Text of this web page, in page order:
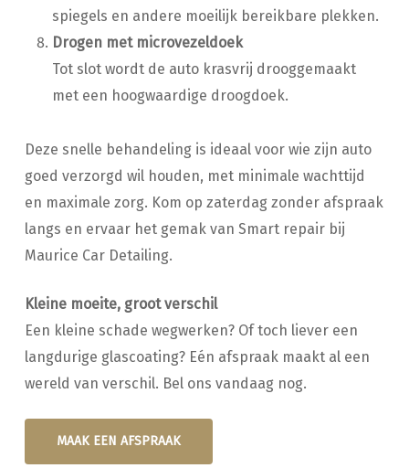
spiegels en andere moeilijk bereikbare plekken.
Drogen met microvezeldoek
Tot slot wordt de auto krasvrij drooggemaakt
met een hoogwaardige droogdoek.
Deze snelle behandeling is ideaal voor wie zijn auto
goed verzorgd wil houden, met minimale wachttijd
en maximale zorg. Kom op zaterdag zonder afspraak
langs en ervaar het gemak van Smart repair bij
Maurice Car Detailing.
Kleine moeite, groot verschil
Een kleine schade wegwerken? Of toch liever een
langdurige glascoating? Eén afspraak maakt al een
wereld van verschil. Bel ons vandaag nog.
MAAK EEN AFSPRAAK